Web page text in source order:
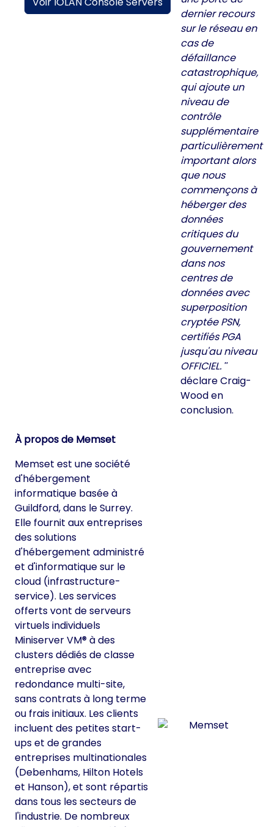
dernier recours
sur le réseau en
cas de
défaillance
catastrophique,
qui ajoute un
niveau de
contrôle
supplémentaire
particulièrement
important alors
que nous
commençons à
héberger des
données
critiques du
gouvernement
dans nos
centres de
données avec
superposition
cryptée PSN,
certifiés PGA
jusqu'au niveau
OFFICIEL.
déclare Craig-
Wood en
conclusion.
À propos de Memset
Memset est une société
d'hébergement
informatique basée à
Guildford, dans le Surrey.
Elle fournit aux entreprises
des solutions
d'hébergement administré
et d'informatique sur le
cloud (infrastructure-
service). Les services
offerts vont de serveurs
virtuels individuels
Miniserver VM® à des
clusters dédiés de classe
entreprise avec
redondance multi-site,
sans contrats à long terme
ou frais initiaux. Les clients
incluent des petites start-
ups et de grandes
entreprises multinationales
(Debenhams, Hilton Hotels
et Hanson), et sont répartis
dans tous les secteurs de
l'industrie. De nombreux